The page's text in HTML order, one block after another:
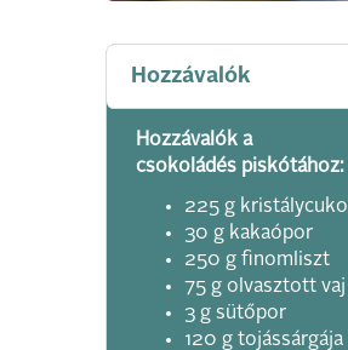
Hozzávalók
Hozzávalók a
csokoládés piskótához:
225 g
30 g kakaópor
250 g finomliszt
75 g olvasztott vaj
3 g sütőpor
120 g